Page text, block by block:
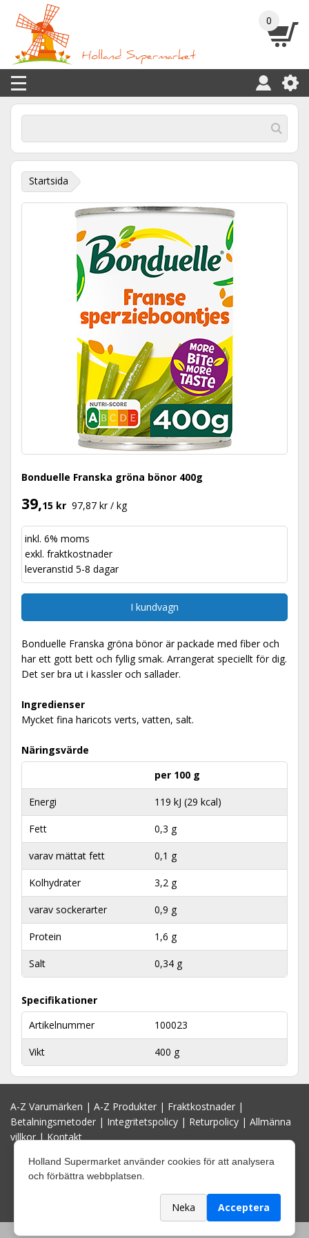
0
Startsida
Bonduelle Franska gröna bönor 400g
39,15 kr 97,87 kr / kg
inkl. 6% moms
exkl. fraktkostnader
leveranstid 5-8 dagar
I kundvagn
Bonduelle Franska gröna bönor är packade med fiber och
har ett gott bett och fyllig smak. Arrangerat speciellt för dig.
Det ser bra ut i kassler och sallader.
Ingredienser
Mycket fina haricots verts, vatten, salt.
Näringsvärde
per 100 g
Energi 119 kJ (29 kcal)
Fett 0,3 g
varav mättat fett 0,1 g
Kolhydrater 3,2 g
varav sockerarter 0,9 g
Protein 1,6 g
Salt 0,34 g
Specifikationer
Artikelnummer
100023
Vikt 400 g
A-Z Varumärken | A-Z Produkter | Fraktkostnader |
Betalningsmetoder | Integritetspolicy | Returpolicy | Allmänna
villkor|Kontakt
Holland Supermarket använder cookies för att analysera
och förbättra webbplatsen.
Neka Acceptera